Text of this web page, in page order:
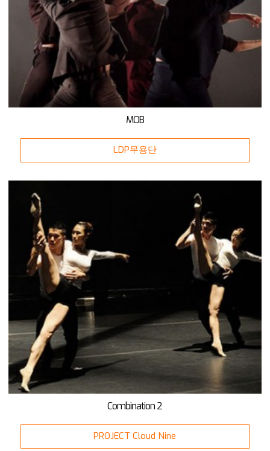
MOB
LDP무용단
Combination 2
PROJECT Cloud Nine